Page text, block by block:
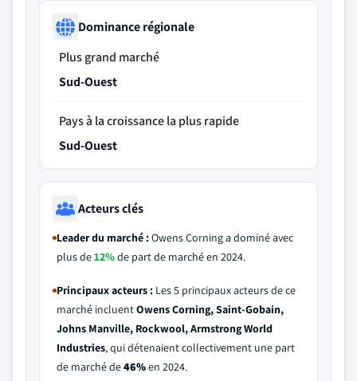
Dominance régionale
Plus grand marché
Sud-Ouest
Pays à la croissance la plus rapide
Sud-Ouest
Acteurs clés
Leader du marché :Owens Corning a dominé avec
plus de12%de part de marché en 2024.
Principaux acteurs : Les 5 principaux acteurs de ce
marché incluentOwens Corning, Saint-Gobain,
Johns Manville, Rockwool, Armstrong World
Industries, qui détenaient collectivement une part
de marché de46%en 2024.